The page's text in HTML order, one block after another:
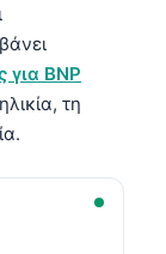
για BNP
τη